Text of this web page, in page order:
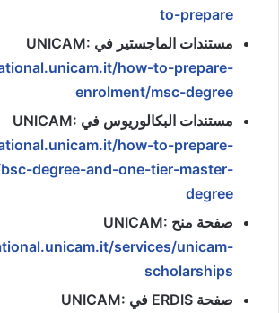
to-prepare
مستندات الماجستير في UNICAM:
how-to-prepare-
enrolment/msc-degree
مستندات البكالوريوس في UNICAM:
how-to-prepare-
degree-and-one-tier-master-
degree
صفحة منح UNICAM:
services/unicam-
scholarships
صفحة ERDIS في UNICAM: